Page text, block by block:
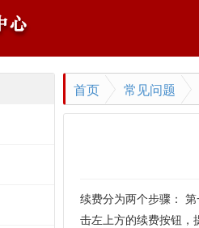
首页 常见问题
续费分为两个步骤：
击左上方的续费按钮，